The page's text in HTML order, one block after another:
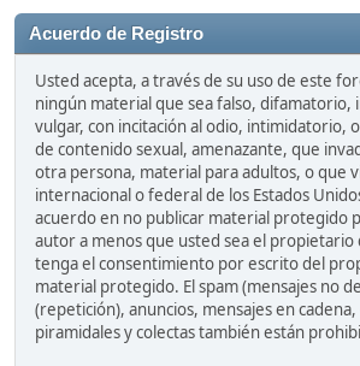
Acuerdo de Registro
Usted acepta, a través de su uso de este
ningún material que sea falso, difamatorio,
vulgar, con incitación al odio, intimidatorio,
de contenido sexual, amenazante, que
otra persona, material para adultos, o que
internacional o federal de los Estados
acuerdo en no publicar material protegido
autor a menos que usted sea el propietario
tenga el consentimiento por escrito del
material protegido. El spam (mensajes no
(repetición), anuncios, mensajes en
piramidales y colectas también están